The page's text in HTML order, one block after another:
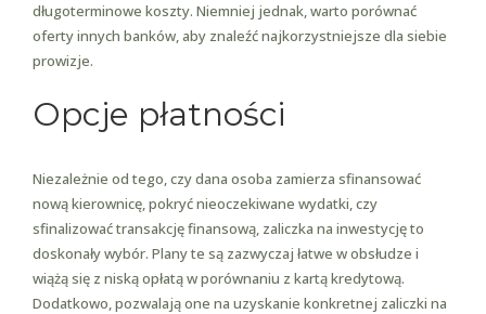
długoterminowe koszty. Niemniej jednak, warto porównać
oferty innych banków, aby znaleźć najkorzystniejsze dla siebie
prowizje.
Opcje płatności
Niezależnie od tego, czy dana osoba zamierza sfinansować
nową kierownicę, pokryć nieoczekiwane wydatki, czy
sfinalizować transakcję finansową, zaliczka na inwestycję to
doskonały wybór. Plany te są zazwyczaj łatwe w obsłudze i
wiążą się z niską opłatą w porównaniu z kartą kredytową.
Dodatkowo, pozwalają one na uzyskanie konkretnej zaliczki na